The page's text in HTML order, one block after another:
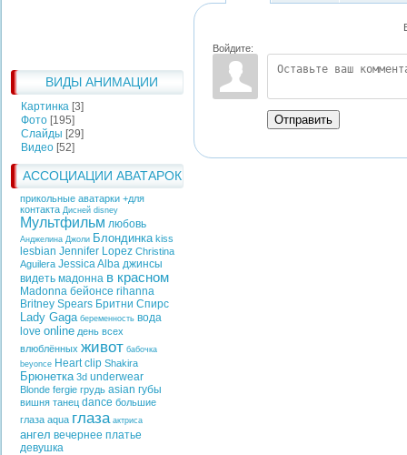
ВИДЫ АНИМАЦИИ
Картинка [3]
Фото [195]
Слайды [29]
Видео [52]
АССОЦИАЦИИ АВАТАРОК
прикольные аватарки +для
контакта Дисней disney
Мультфильм любовь
Анджелина Джоли Блондинка kiss
lesbian Jennifer Lopez Christina
Aguilera Jessica Alba джинсы
видеть мадонна в красном
Madonna бейонсе rihanna
Britney Spears Бритни Спирс
Lady Gaga беременность вода
love online день всех
влюблённых живот бабочка
beyonce Heart clip Shakira
Брюнетка 3d underwear
Blonde fergie грудь asian губы
вишня танец dance большие
глаза aqua глаза актриса
ангел вечернее платье
девушка
Войдите:
Отправить